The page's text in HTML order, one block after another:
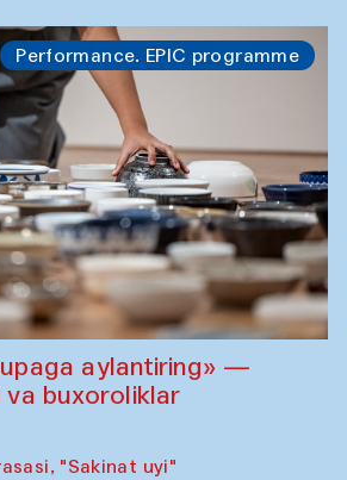
Performance. EPIC programme
aylantiring» —
va buxoroliklar
"Sakinat uyi"